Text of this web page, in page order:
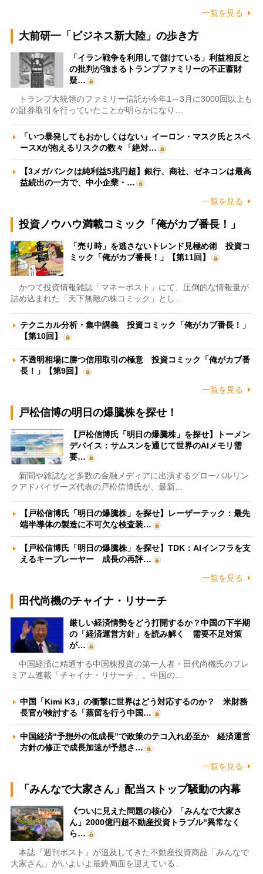
一覧を見る
大前研一「ビジネス新大陸」の歩き方
「イラン戦争を利用して儲けている」利益相反と
の批判が強まるトランプファミリーの不正蓄財
疑…
トランプ大統領のファミリー信託が今年1～3月に3000回以上も
の証券取引を行っていたことが明らかになり…
「いつ暴発してもおかしくはない」イーロン・マスク氏とスペ
ースXが抱えるリスクの数々「絶対…
【3メガバンクは純利益5兆円超】銀行、商社、ゼネコンは最高
益続出の一方で、中小企業・…
一覧を見る
投資ノウハウ満載コミック「俺がカブ番長！」
「売り時」を逃さないトレンド見極め術 投資コ
ミック「俺がカブ番長！」【第11回】
かつて投資情報雑誌「マネーポスト」にて、圧倒的な情報量が
詰め込まれた「天下無敵の株コミック」とし…
テクニカル分析・集中講義 投資コミック「俺がカブ番長！」
【第10回】
不透明相場に勝つ信用取引の極意 投資コミック「俺がカブ番
長！」【第9回】
一覧を見る
戸松信博の明日の爆騰株を探せ！
【戸松信博氏「明日の爆騰株」を探せ】トーメン
デバイス：サムスンを通じて世界のAIメモリ需
要…
新聞や雑誌など多数の金融メディアに出演するグローバルリン
クアドバイザーズ代表の戸松信博氏が、最新…
【戸松信博氏「明日の爆騰株」を探せ】レーザーテック：最先
端半導体の製造に不可欠な検査装…
【戸松信博氏「明日の爆騰株」を探せ】TDK：AIインフラを支
えるキープレーヤー 成長の再評…
一覧を見る
田代尚機のチャイナ・リサーチ
厳しい経済情勢をどう打開するか？中国の下半期
の「経済運営方針」を読み解く 需要不足対策
が…
中国経済に精通する中国株投資の第一人者・田代尚機氏のプレ
ミアム連載「チャイナ・リサーチ」。中国の…
中国「Kimi K3」の衝撃に世界はどう対応するのか？ 米財務
長官が検討する「蒸留を行う中国…
中国経済“予想外の低成長”で政策のテコ入れ必至か 経済運営
方針の修正で成長加速が予想さ…
一覧を見る
「みんなで大家さん」配当ストップ騒動の内幕
《ついに見えた問題の核心》「みんなで大家さ
ん」2000億円超不動産投資トラブル“異常なく
ら…
本誌『週刊ポスト』が追及してきた不動産投資商品「みんなで
大家さん」がいよいよ最終局面を迎えている…